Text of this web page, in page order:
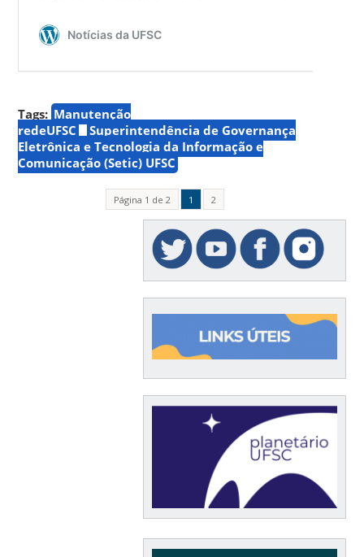
Tags: Manutenção
redeUFSC
Superintendência de Governança
Eletrônica e Tecnologia da Informação e
Comunicação (Setic) UFSC
Página 1 de 2 1 2